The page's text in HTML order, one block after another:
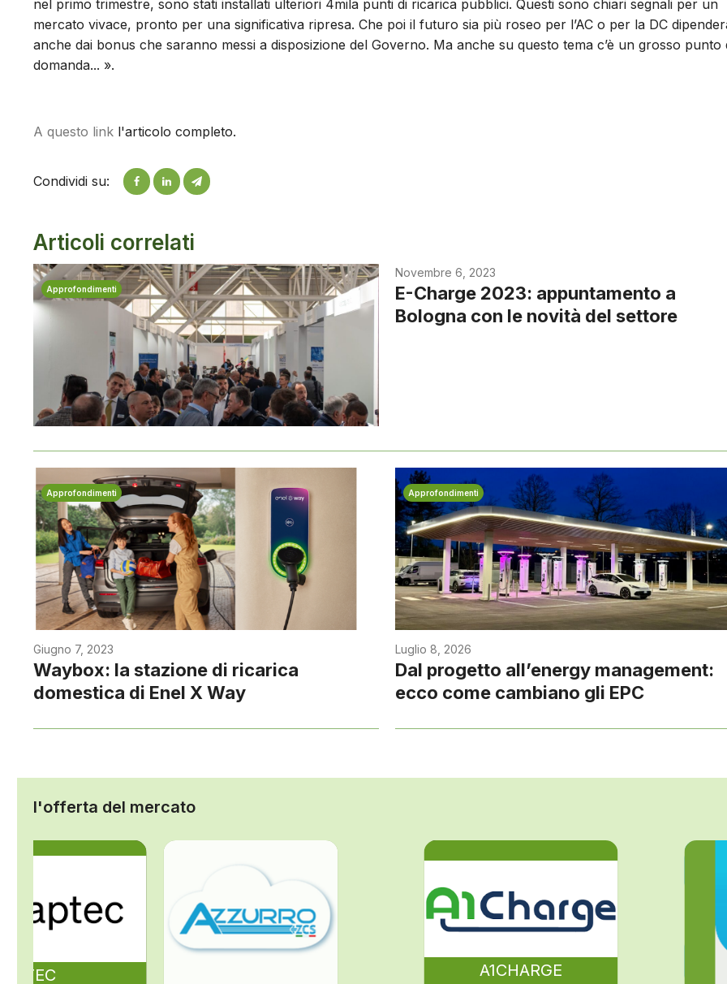
nel primo trimestre, sono stati installati ulteriori 4mila punti di ricarica pubblici. Questi sono chiari segnali per un
mercato vivace, pronto per una significativa ripresa. Che poi il futuro sia più roseo per l’AC o per la DC
anche dai bonus che saranno messi a disposizione del Governo. Ma anche su questo tema c’è un grosso punto
domanda... ».
A questo link l'articolo completo.
Condividi su:
Articoli correlati
Approfondimenti
Novembre 6, 2023
E-Charge 2023: appuntamento a
Bologna con le novità del settore
Approfondimenti
Giugno 7, 2023
Waybox: la stazione di ricarica
domestica di Enel X Way
Approfondimenti
Luglio 8, 2026
Dal progetto all’energy management:
ecco come cambiano gli EPC
l'offerta del mercato
A1CHARGE